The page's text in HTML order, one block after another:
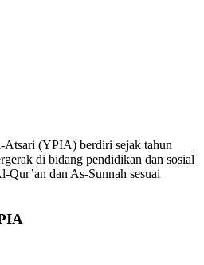
Atsari (YPIA) berdiri sejak tahun
di bidang pendidikan dan sosial
Qur’an dan As-Sunnah sesuai